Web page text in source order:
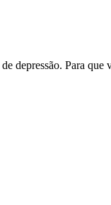
depressão. Para